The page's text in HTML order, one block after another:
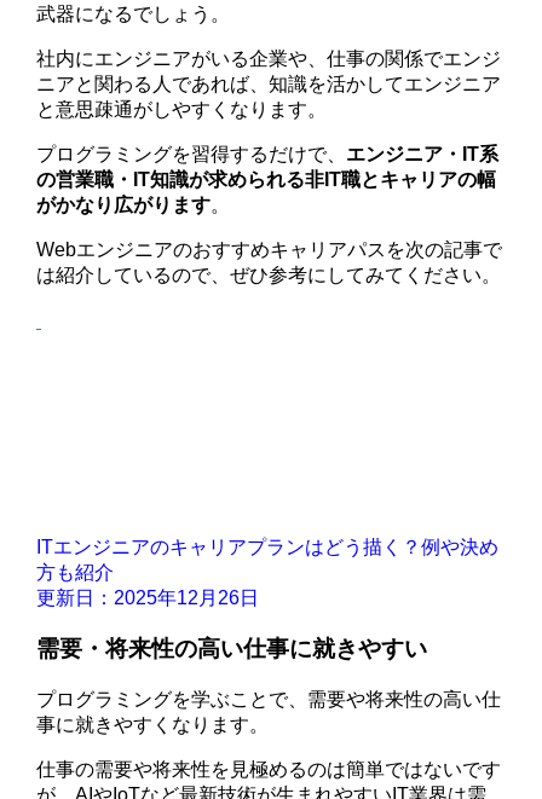
武器になるでしょう。
社内にエンジニアがいる企業や、仕事の関係でエンジ
ニアと関わる人であれば、知識を活かしてエンジニア
と意思疎通がしやすくなります。
プログラミングを習得するだけで、 エンジニア・IT系
の営業職・IT知識が求められる非IT職とキャリアの幅
がかなり広がります。
Webエンジニアのおすすめキャリアパスを次の記事で
は紹介しているので、ぜひ参考にしてみてください。
ITエンジニアのキャリアプランはどう描く？例や決め
方も紹介
更新日：2025年12月26日
需要・将来性の高い仕事に就きやすい
プログラミングを学ぶことで、需要や将来性の高い仕
事に就きやすくなります。
仕事の需要や将来性を見極めるのは簡単ではないです
が、AIやIoTなど最新技術が生まれやすいIT業界は需